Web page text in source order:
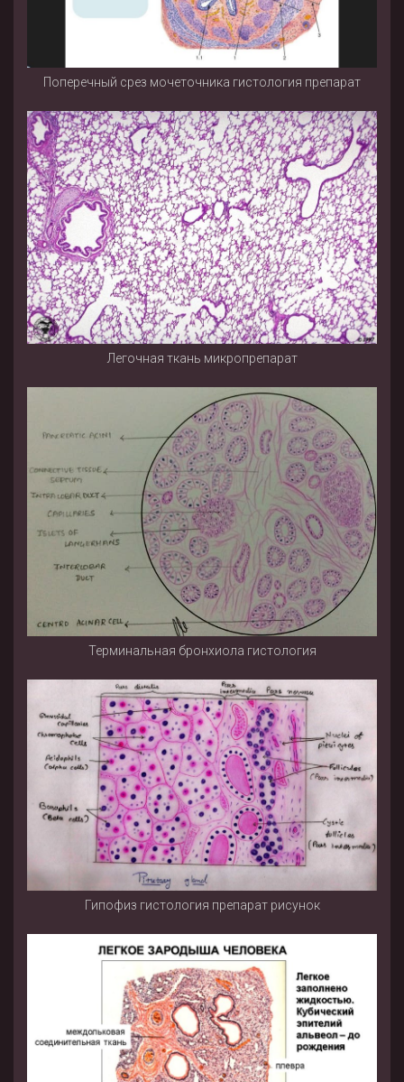
Поперечный срез мочеточника гистология препарат
Легочная ткань микропрепарат
Терминальная бронхиола гистология
Гипофиз гистология препарат рисунок